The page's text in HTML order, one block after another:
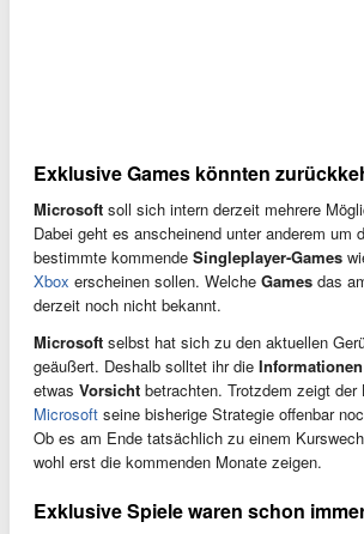
Exklusive Games könnten
Microsoft soll sich intern derzeit mehrere
Dabei geht es anscheinend unter anderem um
bestimmte kommende Singleplayer-Games
Xbox erscheinen sollen. Welche Games das
derzeit noch nicht bekannt.
Microsoft selbst hat sich zu den aktuellen
geäußert. Deshalb solltet ihr die Informationen
etwas Vorsicht betrachten. Trotzdem zeigt der
Microsoft seine bisherige Strategie offenbar
Ob es am Ende tatsächlich zu einem
wohl erst die kommenden Monate zeigen.
Exklusive Spiele waren schon